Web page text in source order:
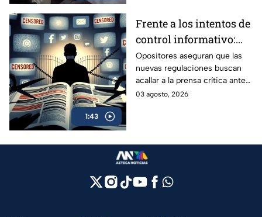
1:43
Frente a los intentos de
control informativo:
Oposición alza la voz
contra la censura y la
pérdida de la narrativa
Opositores aseguran que las
nuevas regulaciones buscan
acallar a la prensa crítica ante
la pérdida de la narrativa oficial.
03 agosto, 2026